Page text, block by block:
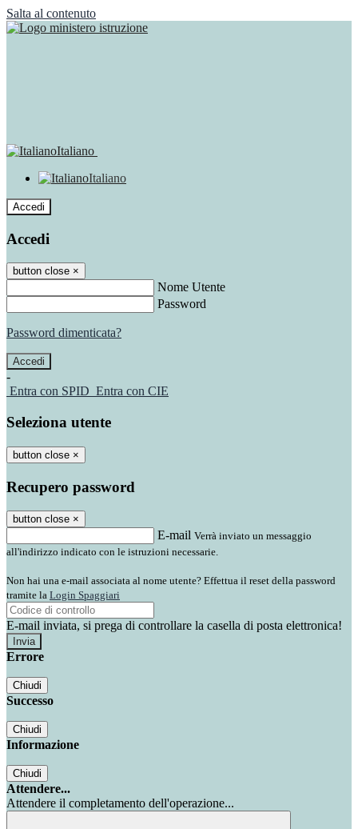
Salta al contenuto
Italiano
Italiano
Accedi
Accedi
button close ×
Nome Utente
Password
Password dimenticata?
-
Entra con SPID Entra con CIE
Seleziona utente
button close ×
Recupero password
button close ×
E-mail Verrà inviato un messaggio
all'indirizzo indicato con le istruzioni necessarie.
Non hai una e-mail associata al nome utente? Effettua il reset della password
tramite la Login Spaggiari
E-mail inviata, si prega di controllare la casella di posta elettronica!
Errore
Chiudi
Successo
Chiudi
Informazione
Chiudi
Attendere...
Attendere il completamento dell'operazione...